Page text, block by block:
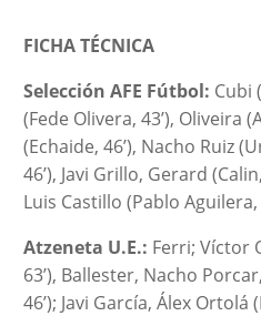
FICHA TÉCNICA
Selección AFE Fútbol: Cubi (
(Fede Olivera, 43’), Oliveira
(Echaide, 46’), Nacho Ruiz
46’), Javi Grillo, Gerard
Luis Castillo (Pablo Aguilera,
Atzeneta U.E.: Ferri; Víctor
63’), Ballester, Nacho
46’); Javi García, Álex Ortolá